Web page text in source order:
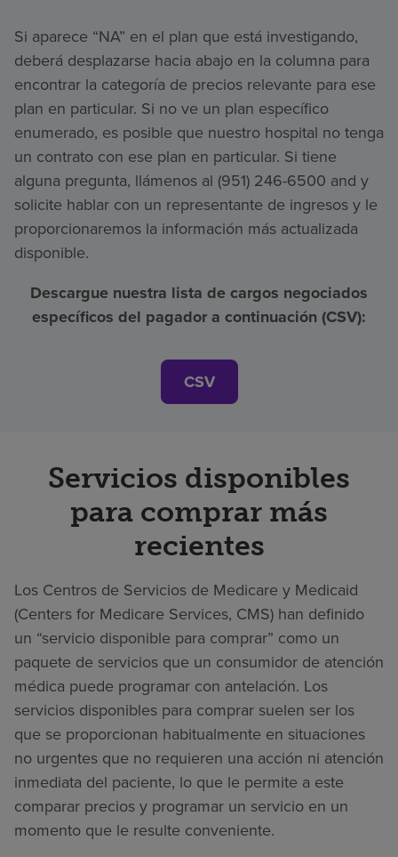
Si aparece “NA” en el plan que está investigando,
deberá desplazarse hacia abajo en la columna para
encontrar la categoría de precios relevante para ese
plan en particular. Si no ve un plan específico
enumerado, es posible que nuestro hospital no tenga
un contrato con ese plan en particular. Si tiene
alguna pregunta, llámenos al (951) 246-6500 and y
solicite hablar con un representante de ingresos y le
proporcionaremos la información más actualizada
disponible.
Descargue nuestra lista de cargos negociados
específicos del pagador a continuación (CSV):
CSV
Servicios disponibles
para comprar más
recientes
Los Centros de Servicios de Medicare y Medicaid
(Centers for Medicare Services, CMS) han definido
un “servicio disponible para comprar” como un
paquete de servicios que un consumidor de atención
médica puede programar con antelación. Los
servicios disponibles para comprar suelen ser los
que se proporcionan habitualmente en situaciones
no urgentes que no requieren una acción ni atención
inmediata del paciente, lo que le permite a este
comparar precios y programar un servicio en un
momento que le resulte conveniente.